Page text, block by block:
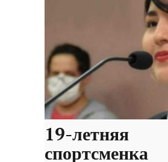
19-летняя
спортсменка